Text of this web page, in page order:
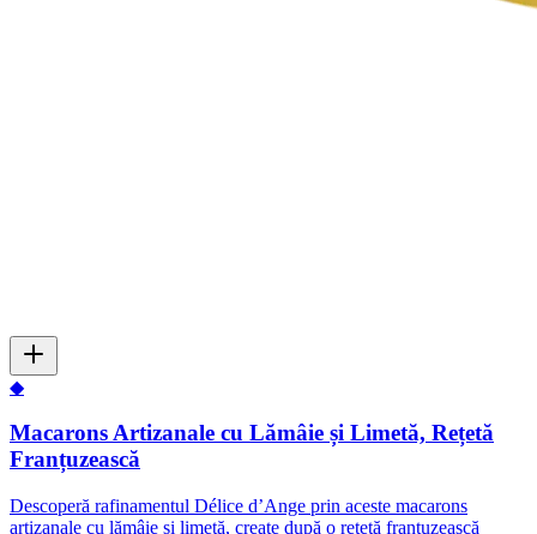
◆
Macarons Artizanale cu Lămâie și Limetă, Rețetă
Franțuzească
Descoperă rafinamentul Délice d’Ange prin aceste macarons
artizanale cu lămâie și limetă, create după o rețetă franțuzească